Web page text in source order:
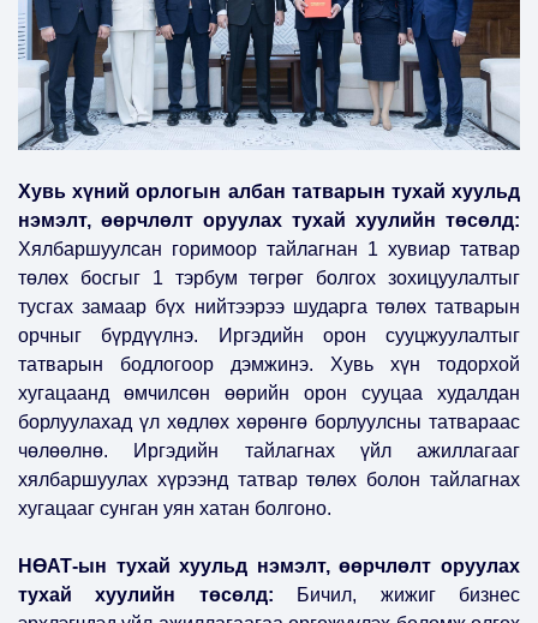
Хувь хүний орлогын албан татварын тухай хуульд
нэмэлт, өөрчлөлт оруулах тухай хуулийн төсөлд:
Хялбаршуулсан горимоор тайлагнан 1 хувиар татвар
төлөх босгыг 1 тэрбум төгрөг болгох зохицуулалтыг
тусгах замаар бүх нийтээрээ шударга төлөх татварын
орчныг бүрдүүлнэ. Иргэдийн орон сууцжуулалтыг
татварын бодлогоор дэмжинэ. Хувь хүн тодорхой
хугацаанд өмчилсөн өөрийн орон сууцаа худалдан
борлуулахад үл хөдлөх хөрөнгө борлуулсны татвараас
чөлөөлнө. Иргэдийн тайлагнах үйл ажиллагааг
хялбаршуулах хүрээнд татвар төлөх болон тайлагнах
хугацааг сунган уян хатан болгоно.
НӨАТ-ын тухай хуульд нэмэлт, өөрчлөлт оруулах
тухай хуулийн төсөлд:
Бичил, жижиг бизнес